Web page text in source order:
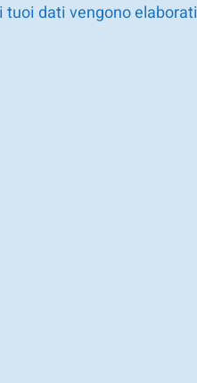
tuoi dati vengono elaborati